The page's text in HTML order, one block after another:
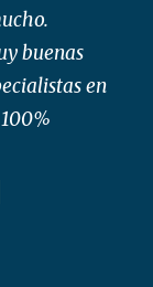
buenas
en